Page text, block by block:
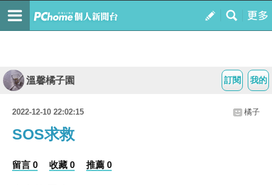
我的
訂閱
溫馨橘子園
2022-12-10 22:02:15 橘子
SOS求救
留言 0 收藏 0 推薦 0